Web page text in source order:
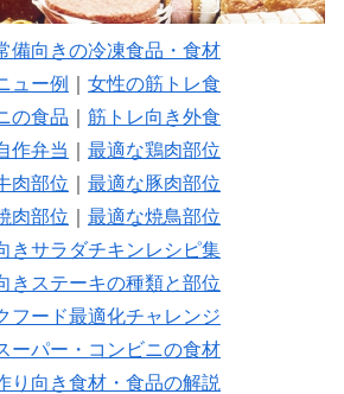
備向きの冷凍食品・食材
ュー例
女性の筋トレ食
の食品
筋トレ向き外食
作弁当
最適な鶏肉部位
肉部位
最適な豚肉部位
肉部位
最適な焼鳥部位
きサラダチキンレシピ集
きステーキの種類と部位
フード最適化チャレンジ
ーパー・コンビニの食材
り向き食材・食品の解説